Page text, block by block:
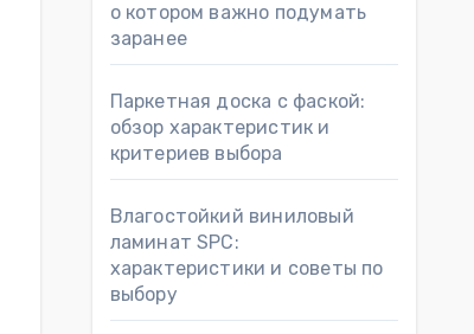
о котором важно подумать
заранее
Паркетная доска с фаской:
обзор характеристик и
критериев выбора
Влагостойкий виниловый
ламинат SPC:
характеристики и советы по
выбору